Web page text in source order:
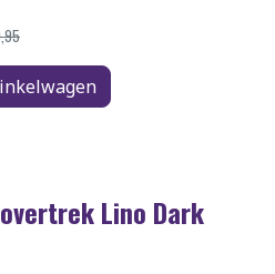
Lino Dark